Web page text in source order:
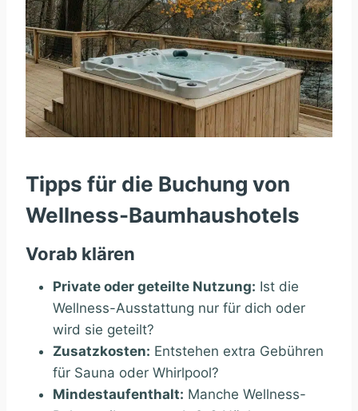
Tipps für die Buchung von
Wellness-Baumhaushotels
Vorab klären
Private oder geteilte Nutzung: Ist die
Wellness-Ausstattung nur für dich oder
wird sie geteilt?
Zusatzkosten: Entstehen extra Gebühren
für Sauna oder Whirlpool?
Mindestaufenthalt: Manche Wellness-